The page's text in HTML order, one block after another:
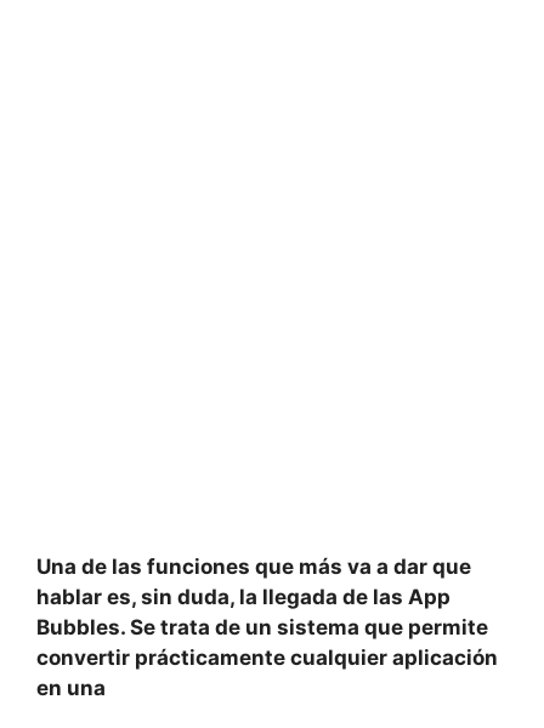
Una de las funciones que más va a dar que
hablar es, sin duda, la llegada de las App
Bubbles. Se trata de un sistema que permite
convertir prácticamente cualquier aplicación
en una